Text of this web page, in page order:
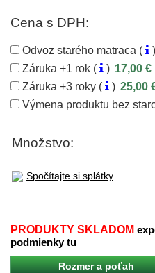
Cena s DPH:
Odvoz starého matraca ( )
Záruka +1 rok (
) 17,00 €
Záruka +3 roky (
) 25,00
Výmena produktu bez
Množstvo:
Spočítajte si splátky
PRODUKTY SKLADOM
podmienky tu
Rozmer a poťah